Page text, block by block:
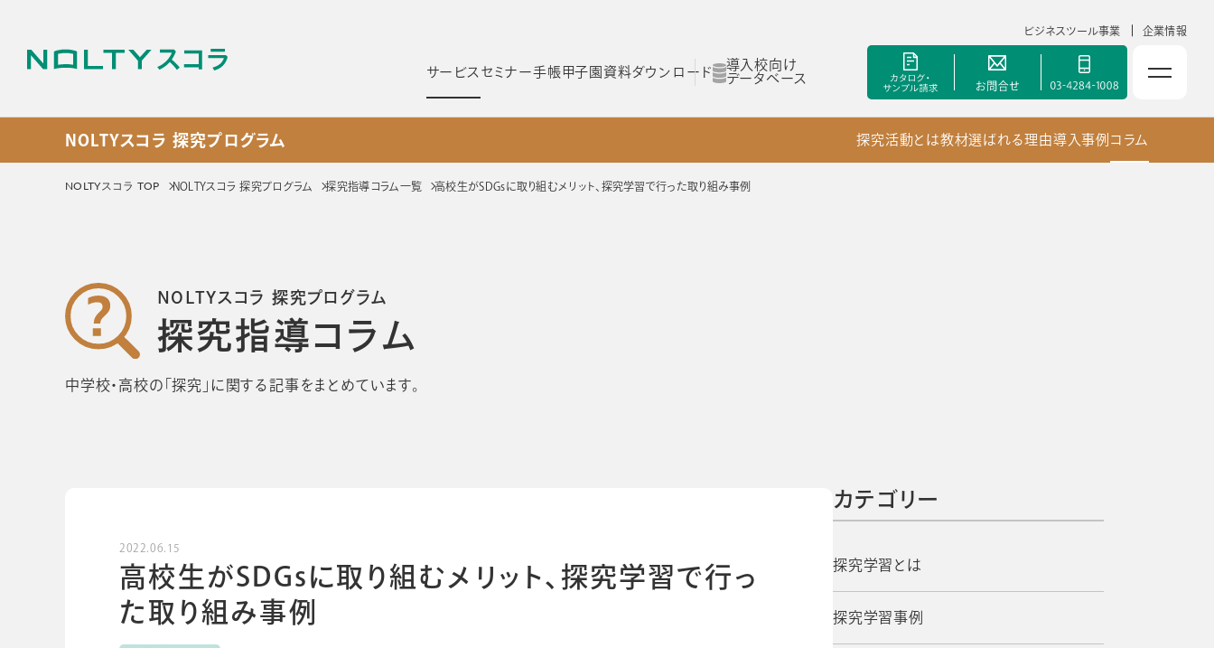
サービス セミナー手帳甲子園資料ダウンロード
導入校向け
データベース
ビジネスツール事業 企業情報
NOLTYスコラ プログラムスコログNOLTYスコラ 探究プログラムNOLTYスコラ 部活プログラムNOLTYスコラ 副担任mirAI
NOLTYスコラ
手帳
プログラムツール
NOLTYスコラ
探究活動とは
教材
お知らせ
導入校向け
NOLTYスコラ 探究プログラム 探究活動とは教材選ばれる理由導入事例 コラム
NOLTYスコラ TOP NOLTYスコラ 探究プログラム 探究指導コラム一覧 高校生がSDGsに取り組むメリット、探究学習で行った取り組み事例
探究指導コラム
NOLTYスコラ 探究プログラム
中学校・高校の「探究」に関する記事をまとめています。
2022.06.15
高校生がSDGsに取り組むメリット、探究学習で行っ
た取り組み事例
カテゴリー
探究学習とは
探究学習事例